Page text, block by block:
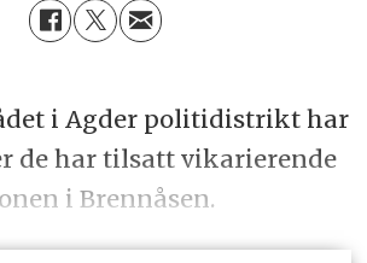
i Agder politidistrikt har
de har tilsatt vikarierende
i Brennåsen.